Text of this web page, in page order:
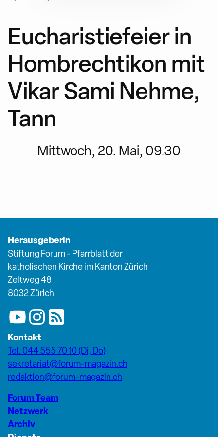
Eucharistiefeier in
Hombrechtikon mit
Vikar Sami Nehme,
Tann
Mittwoch, 20. Mai, 09.30
Herausgeberin
Stiftung Forum - Pfarrblatt der
katholischen Kirche im Kanton Zürich
Zeltweg 48
8032 Zürich
Kontakt
Tel. 044 555 70 10 (Di, Do)
sekretariat@forum-magazin.ch
redaktion@forum-magazin.ch
Forum Team
Netzwerk
Archiv